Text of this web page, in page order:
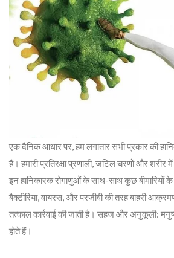
एक दैनिक आधार पर, हम लगातार सभी प्रकार की
हैं। हमारी प्रतिरक्षा प्रणाली, जटिल चरणों और
इन हानिकारक रोगाणुओं के साथ-साथ कुछ बीमारियों के
बैक्टीरिया, वायरस, और परजीवी की तरह बाहरी
तत्काल कार्रवाई की जाती है। सहज और अनुकूली:
होते हैं।